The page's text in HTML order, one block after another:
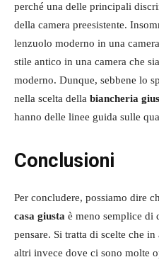
perché una delle principali
della camera preesistente.
lenzuolo moderno in una
stile antico in una camera che
moderno. Dunque, sebbene lo
nella scelta della biancheria
hanno delle linee guida sulle
Conclusioni
Per concludere, possiamo dire
casa giusta è meno semplice di
pensare. Si tratta di scelte che
altri invece dove ci sono molte